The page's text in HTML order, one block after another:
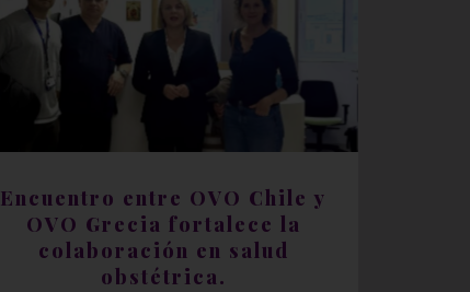
Encuentro entre OVO Chile y
OVO Grecia fortalece la
colaboración en salud
obstétrica.